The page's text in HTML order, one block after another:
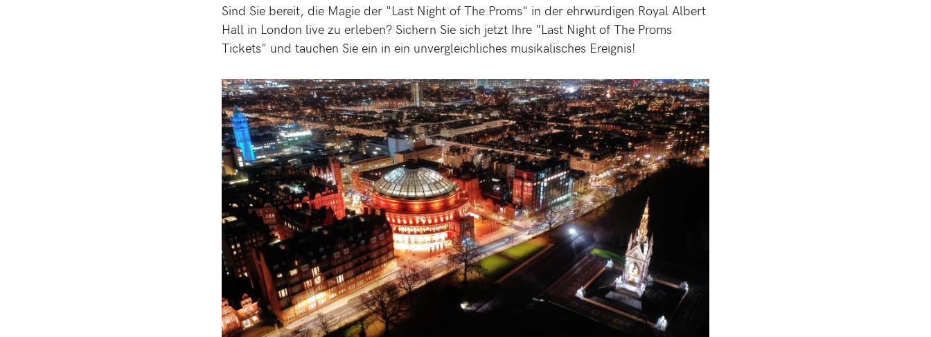
Sind Sie bereit, die Magie der "Last Night of The Proms" in der ehrwürdigen Royal Albert
Hall in London live zu erleben? Sichern Sie sich jetzt Ihre "Last Night of The Proms
Tickets" und tauchen Sie ein in ein unvergleichliches musikalisches Ereignis!